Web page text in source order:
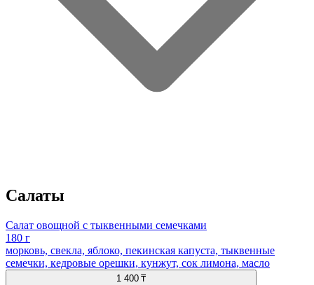
Салаты
Салат овощной с тыквенными семечками
180 г
морковь, свекла, яблоко, пекинская капуста, тыквенные
семечки, кедровые орешки, кунжут, сок лимона, масло
1 400 ₸